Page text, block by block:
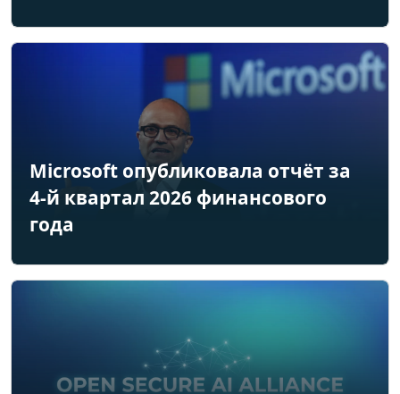
Microsoft опубликовала отчёт за
4-й квартал 2026 финансового
года